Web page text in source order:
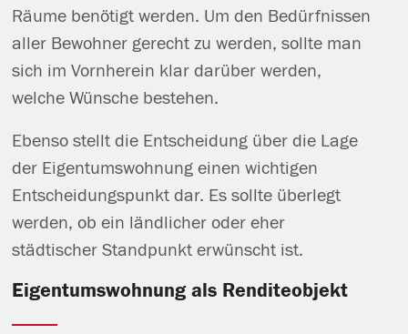
Räume benötigt werden. Um den Bedürfnissen
aller Bewohner gerecht zu werden, sollte man
sich im Vornherein klar darüber werden,
welche Wünsche bestehen.
Ebenso stellt die Entscheidung über die Lage
der Eigentumswohnung einen wichtigen
Entscheidungspunkt dar. Es sollte überlegt
werden, ob ein ländlicher oder eher
städtischer Standpunkt erwünscht ist.
Eigentumswohnung als Renditeobjekt